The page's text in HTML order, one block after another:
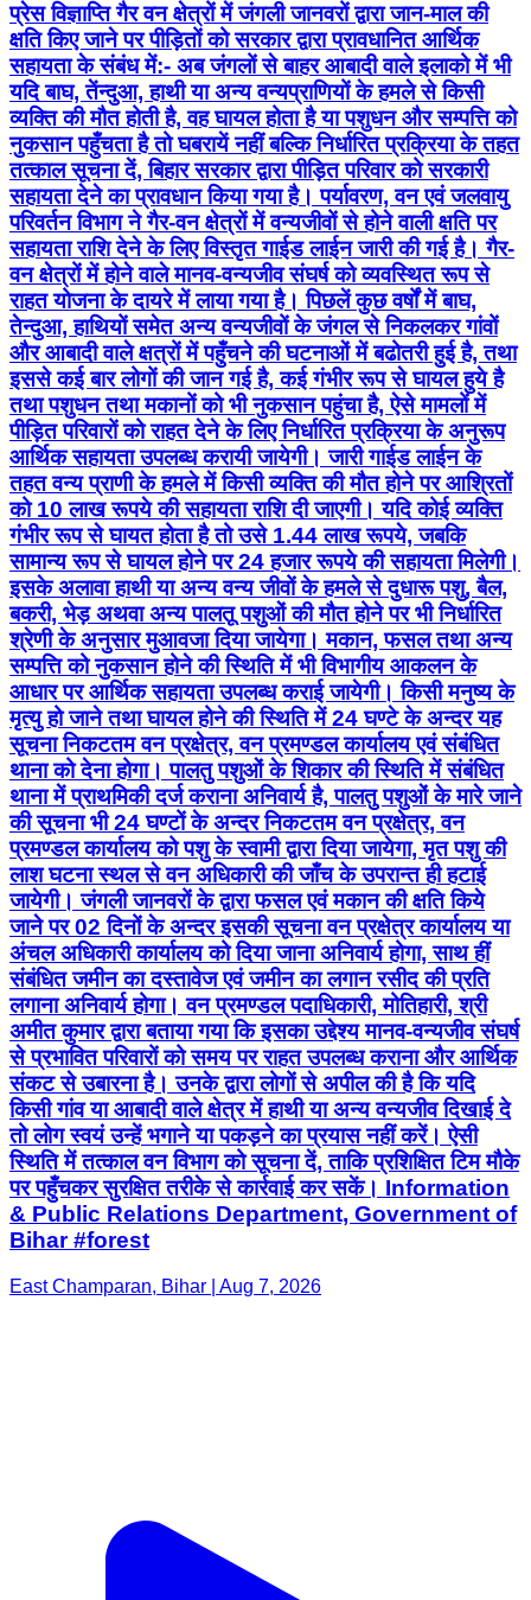
प्रेस विज्ञाप्ति गैर वन क्षेत्रों में जंगली जानवरों द्वारा जान-माल की
क्षति किए जाने पर पीड़ितों को सरकार द्वारा प्रावधानित आर्थिक
सहायता के संबंध में:- अब जंगलों से बाहर आबादी वाले इलाको में भी
यदि बाघ, तेंन्दुआ, हाथी या अन्य वन्यप्राणियों के हमले से किसी
व्यक्ति की मौत होती है, वह घायल होता है या पशुधन और सम्पत्ति को
नुकसान पहुँचता है तो घबरायें नहीं बल्कि निर्धारित प्रक्रिया के तहत
तत्काल सूचना दें, बिहार सरकार द्वारा पीड़ित परिवार को सरकारी
सहायता देने का प्रावधान किया गया है। पर्यावरण, वन एवं जलवायु
परिवर्तन विभाग ने गैर-वन क्षेत्रों में वन्यजीवों से होने वाली क्षति पर
सहायता राशि देने के लिए विस्तृत गाईड लाईन जारी की गई है। गैर-
वन क्षेत्रों में होने वाले मानव-वन्यजीव संघर्ष को व्यवस्थित रूप से
राहत योजना के दायरे में लाया गया है। पिछलें कुछ वर्षों में बाघ,
तेन्दुआ, हाथियों समेत अन्य वन्यजीवों के जंगल से निकलकर गांवों
और आबादी वाले क्षत्रों में पहुँचने की घटनाओं में बढोतरी हुई है, तथा
इससे कई बार लोगों की जान गई है, कई गंभीर रूप से घायल हुये है
तथा पशुधन तथा मकानों को भी नुकसान पहुंचा है, ऐसे मामलों में
पीड़ित परिवारों को राहत देने के लिए निर्धारित प्रक्रिया के अनुरूप
आर्थिक सहायता उपलब्ध करायी जायेगी। जारी गाईड लाईन के
तहत वन्य प्राणी के हमले में किसी व्यक्ति की मौत होने पर आश्रितों
को 10 लाख रूपये की सहायता राशि दी जाएगी। यदि कोई व्यक्ति
गंभीर रूप से घायत होता है तो उसे 1.44 लाख रूपये, जबकि
सामान्य रूप से घायल होने पर 24 हजार रूपये की सहायता मिलेगी।
इसके अलावा हाथी या अन्य वन्य जीवों के हमले से दुधारू पशु, बैल,
बकरी, भेड़ अथवा अन्य पालतू पशुओं की मौत होने पर भी निर्धारित
श्रेणी के अनुसार मुआवजा दिया जायेगा। मकान, फसल तथा अन्य
सम्पत्ति को नुकसान होने की स्थिति में भी विभागीय आकलन के
आधार पर आर्थिक सहायता उपलब्ध कराई जायेगी। किसी मनुष्य के
मृत्यु हो जाने तथा घायल होने की स्थिति में 24 घण्टे के अन्दर यह
सूचना निकटतम वन प्रक्षेत्र, वन प्रमण्डल कार्यालय एवं संबंधित
थाना को देना होगा। पालतु पशुओं के शिकार की स्थिति में संबंधित
थाना में प्राथमिकी दर्ज कराना अनिवार्य है, पालतु पशुओं के मारे जाने
की सूचना भी 24 घण्टों के अन्दर निकटतम वन प्रक्षेत्र, वन
प्रमण्डल कार्यालय को पशु के स्वामी द्वारा दिया जायेगा, मृत पशु की
लाश घटना स्थल से वन अधिकारी की जाँच के उपरान्त ही हटाई
जायेगी। जंगली जानवरों के द्वारा फसल एवं मकान की क्षति किये
जाने पर 02 दिनों के अन्दर इसकी सूचना वन प्रक्षेत्र कार्यालय या
अंचल अधिकारी कार्यालय को दिया जाना अनिवार्य होगा, साथ हीं
संबंधित जमीन का दस्तावेज एवं जमीन का लगान रसीद की प्रति
लगाना अनिवार्य होगा। वन प्रमण्डल पदाधिकारी, मोतिहारी, श्री
अमीत कुमार द्वारा बताया गया कि इसका उद्देश्य मानव-वन्यजीव संघर्ष
से प्रभावित परिवारों को समय पर राहत उपलब्ध कराना और आर्थिक
संकट से उबारना है। उनके द्वारा लोगों से अपील की है कि यदि
किसी गांव या आबादी वाले क्षेत्र में हाथी या अन्य वन्यजीव दिखाई दे
तो लोग स्वयं उन्हें भगाने या पकड़ने का प्रयास नहीं करें। ऐसी
स्थिति में तत्काल वन विभाग को सूचना दें, ताकि प्रशिक्षित टिम मौके
पर पहुँचकर सुरक्षित तरीके से कार्रवाई कर सकें। Information
& Public Relations Department, Government of
Bihar #forest
East Champaran, Bihar | Aug 7, 2026